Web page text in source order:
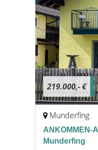
219.000,- €
Munderfing
ANKOMMEN-
Munderfing